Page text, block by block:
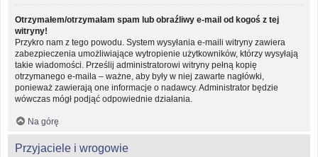
Otrzymałem/otrzymałam spam lub obraźliwy e-mail od kogoś z tej
witryny!
Przykro nam z tego powodu. System wysyłania e-maili witryny zawiera
zabezpieczenia umożliwiające wytropienie użytkowników, którzy wysyłają
takie wiadomości. Prześlij administratorowi witryny pełną kopię
otrzymanego e-maila – ważne, aby były w niej zawarte nagłówki,
ponieważ zawierają one informacje o nadawcy. Administrator będzie
wówczas mógł podjąć odpowiednie działania.
Na górę
Przyjaciele i wrogowie